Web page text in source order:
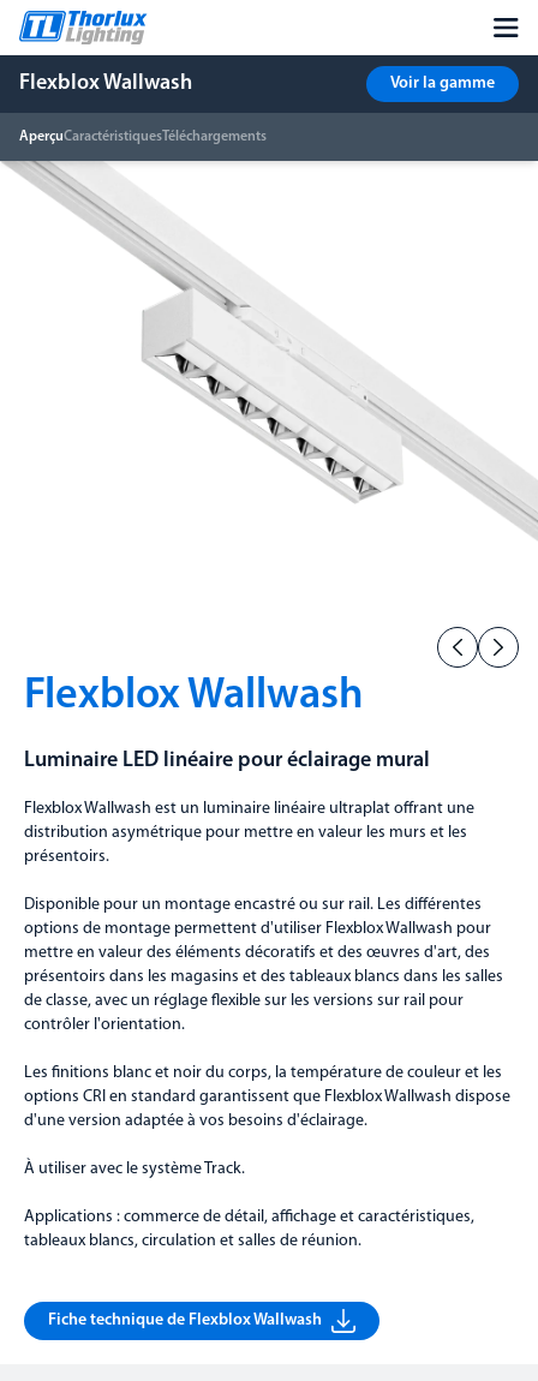
Flexblox Wallwash
AperçuCaractéristiques Téléchargements
Voir la gamme
Flexblox Wallwash
Luminaire LED linéaire pour éclairage mural
Flexblox Wallwash est un luminaire linéaire ultraplat offrant une
distribution asymétrique pour mettre en valeur les murs et les
présentoirs.
Disponible pour un montage encastré ou sur rail. Les différentes
options de montage permettent d'utiliser Flexblox Wallwash pour
mettre en valeur des éléments décoratifs et des œuvres d'art, des
présentoirs dans les magasins et des tableaux blancs dans les salles
de classe, avec un réglage flexible sur les versions sur rail pour
contrôler l'orientation.
Les finitions blanc et noir du corps, la température de couleur et les
options CRI en standard garantissent que Flexblox Wallwash dispose
d'une version adaptée à vos besoins d'éclairage.
À utiliser avec le système Track.
Applications : commerce de détail, affichage et caractéristiques,
tableaux blancs, circulation et salles de réunion.
Fiche technique de Flexblox Wallwash